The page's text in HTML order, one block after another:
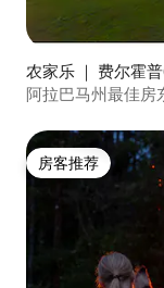
农家乐 ｜ 费尔霍
阿拉巴马州最佳房
房客推荐
房客推荐